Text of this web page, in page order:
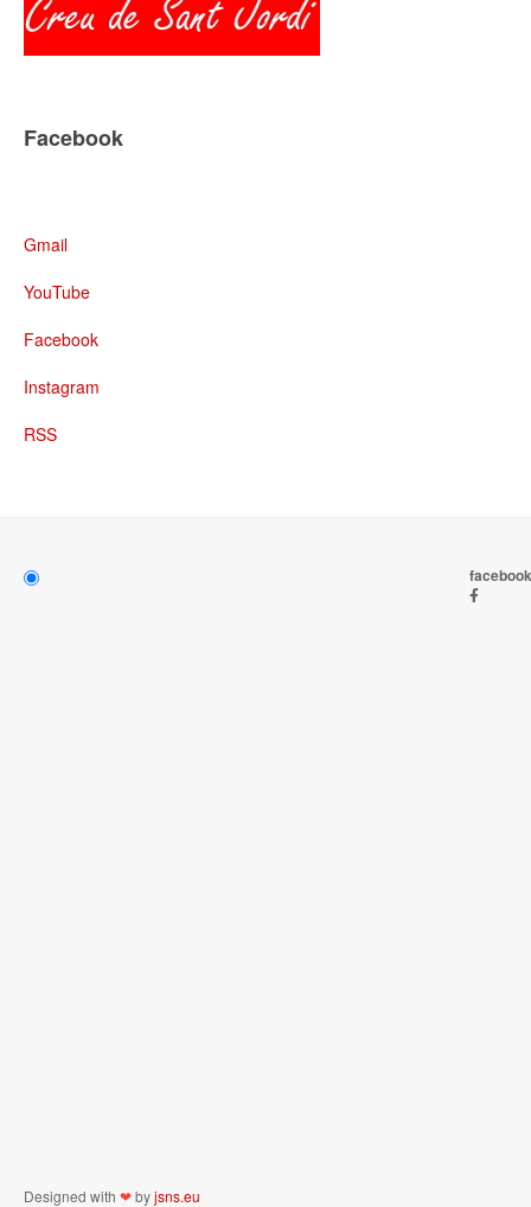
Facebook
Gmail
YouTube
Facebook
Instagram
RSS
facebook
Designed with ❤byjsns.eu